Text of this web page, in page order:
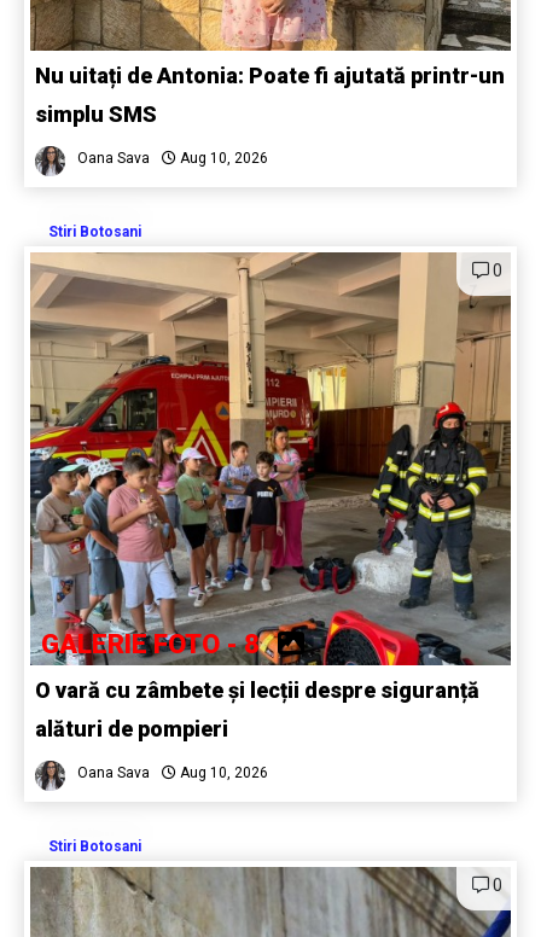
Nu uitați de Antonia: Poate fi ajutată printr-un
simplu SMS
Oana Sava Aug 10, 2026
Stiri Botosani
0
GALERIE FOTO - 8
O vară cu zâmbete și lecții despre siguranță
alături de pompieri
Oana Sava Aug 10, 2026
Stiri Botosani
0